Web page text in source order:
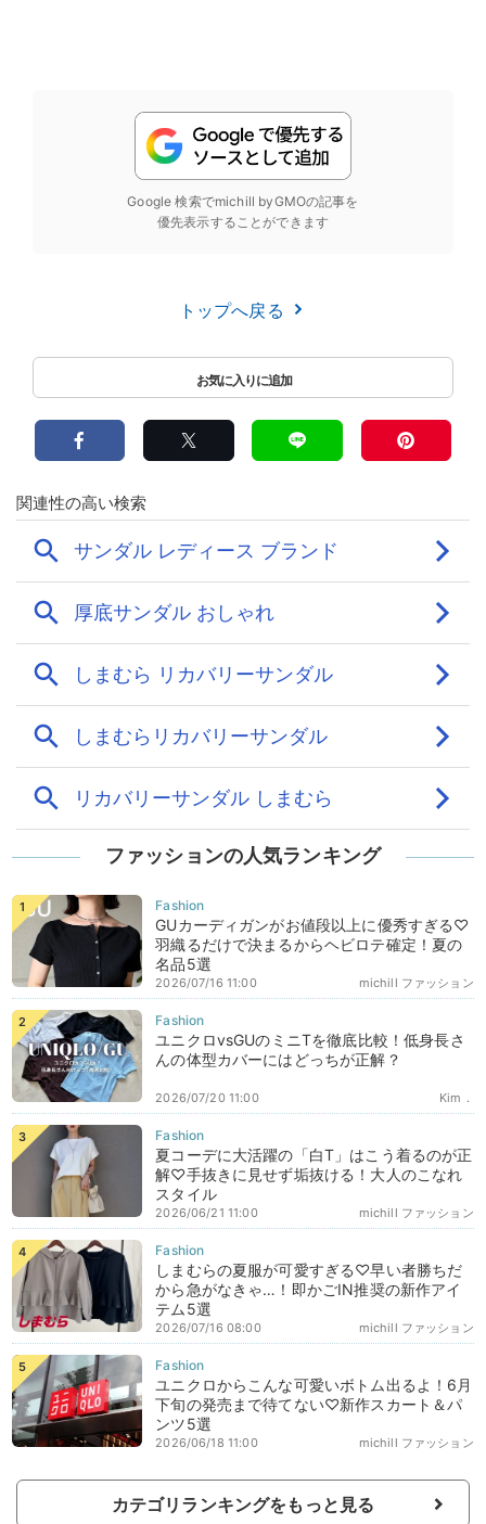
Google 検索でmichill byGMOの記事を
優先表示することができます
トップへ戻る
ファッションの人気ランキング
GUカーディガンがお値段以上に優秀すぎる♡
羽織るだけで決まるからヘビロテ確定！夏の
名品5選
michill ファッション
2026/07/16 11:00
ユニクロvsGUのミニTを徹底比較！低身長さ
んの体型カバーにはどっちが正解？
Kim．
2026/07/20 11:00
夏コーデに大活躍の「白T」はこう着るのが正
解♡手抜きに見せず垢抜ける！大人のこなれ
スタイル
michill ファッション
2026/06/21 11:00
しまむらの夏服が可愛すぎる♡早い者勝ちだ
から急がなきゃ…！即かごIN推奨の新作アイ
テム5選
michill ファッション
2026/07/16 08:00
ユニクロからこんな可愛いボトム出るよ！6月
下旬の発売まで待てない♡新作スカート＆パ
ンツ5選
michill ファッション
2026/06/18 11:00
カテゴリランキングをもっと見る